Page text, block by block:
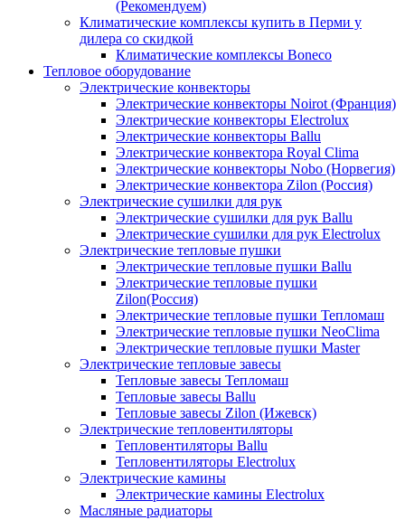
(Рекомендуем)
Климатические комплексы купить в Перми у
дилера со скидкой
Климатические комплексы Boneсo
Тепловое оборудование
Электрические конвекторы
Электрические конвекторы Noirot (Франция)
Электрические конвекторы Electrolux
Электрические конвекторы Ballu
Электрические конвектора Royal Clima
Электрические конвекторы Nobo (Норвегия)
Электрические конвектора Zilon (Россия)
Электрические сушилки для рук
Электрические сушилки для рук Ballu
Электрические сушилки для рук Electrolux
Электрические тепловые пушки
Электрические тепловые пушки Ballu
Электрические тепловые пушки
Zilon(Россия)
Электрические тепловые пушки Тепломаш
Электрические тепловые пушки NeoClima
Электрические тепловые пушки Master
Электрические тепловые завесы
Тепловые завесы Тепломаш
Тепловые завесы Ballu
Тепловые завесы Zilon (Ижевск)
Электрические тепловентиляторы
Тепловентиляторы Ballu
Тепловентиляторы Electrolux
Электрические камины
Электрические камины Electrolux
Масляные радиаторы